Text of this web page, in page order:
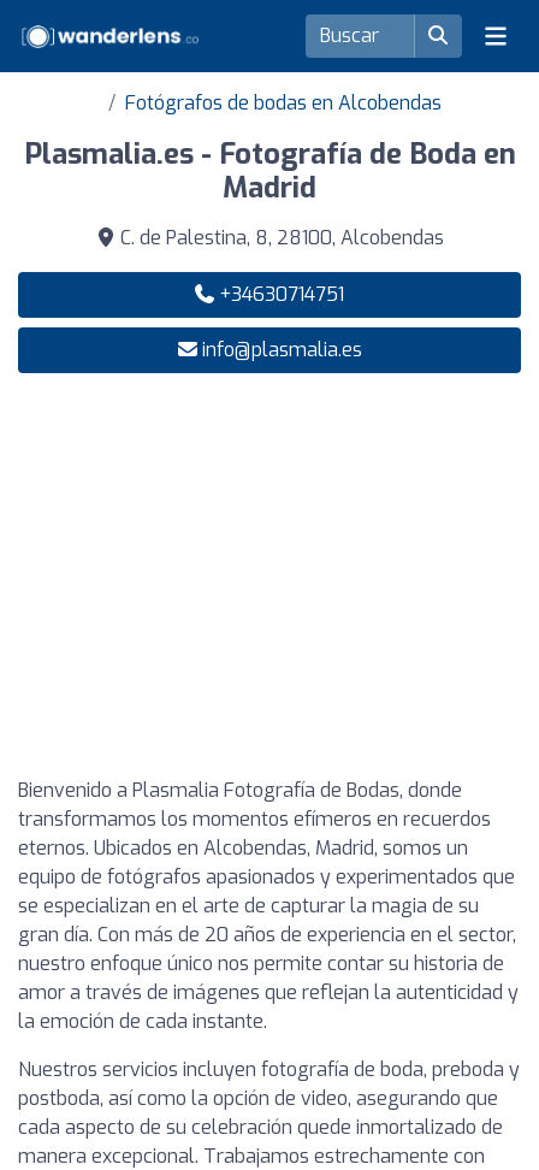
Fotógrafos de bodas en Alcobendas
Plasmalia.es - Fotografía de Boda en
Madrid
C. de Palestina, 8, 28100, Alcobendas
+34630714751
info@plasmalia.es
Bienvenido a Plasmalia Fotografía de Bodas, donde
transformamos los momentos efímeros en recuerdos
eternos. Ubicados en Alcobendas, Madrid, somos un
equipo de fotógrafos apasionados y experimentados que
se especializan en el arte de capturar la magia de su
gran día. Con más de 20 años de experiencia en el sector,
nuestro enfoque único nos permite contar su historia de
amor a través de imágenes que reflejan la autenticidad y
la emoción de cada instante.
Nuestros servicios incluyen fotografía de boda, preboda y
postboda, así como la opción de video, asegurando que
cada aspecto de su celebración quede inmortalizado de
manera excepcional. Trabajamos estrechamente con